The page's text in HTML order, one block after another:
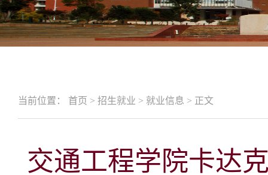
当前位置： 首页 > 招生就业 > 就业信息 > 正文
交通工程学院卡达